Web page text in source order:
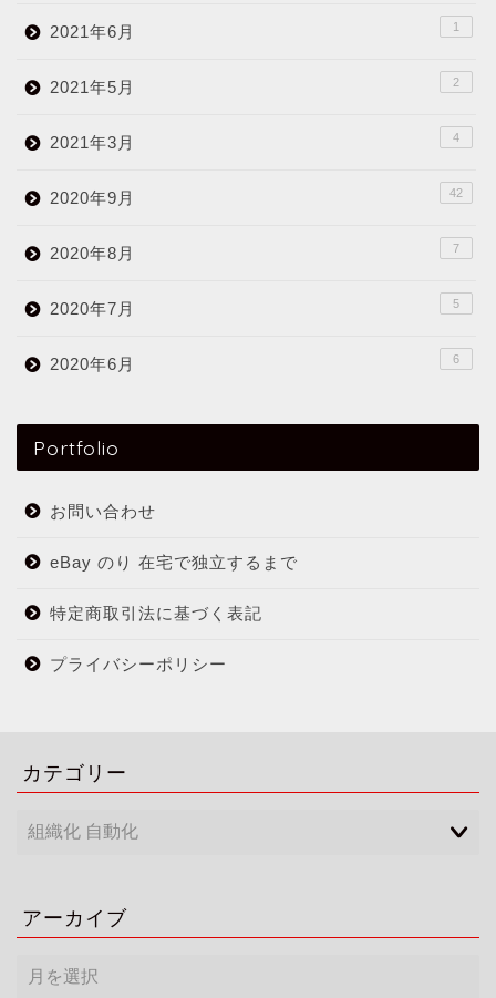
2021年6月 1
2021年5月 2
2021年3月 4
2020年9月 42
2020年8月 7
2020年7月 5
2020年6月 6
Portfolio
お問い合わせ
eBay のり 在宅で独立するまで
特定商取引法に基づく表記
プライバシーポリシー
カテゴリー
アーカイブ
ー